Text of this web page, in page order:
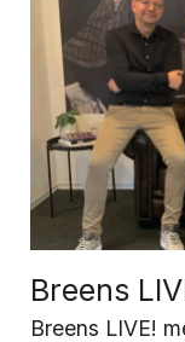
Breens
Breens LIVE!